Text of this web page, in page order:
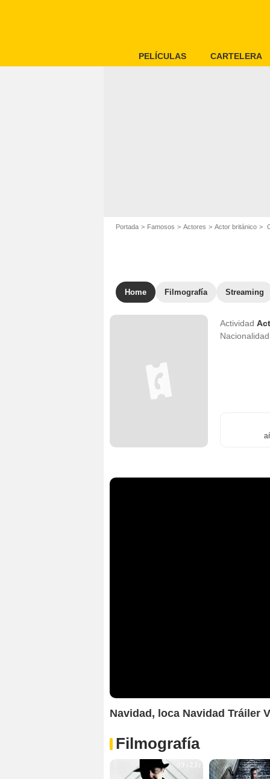
PELÍCULAS CARTELERA
Portada Famosos Actores Actor británico
Home Filmografía Streaming
Actividad
Navidad, loca Navidad Tráiler
Filmografía